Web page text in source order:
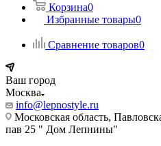
Корзина0
Избранные товары0
Сравнение товаров0
Ваш город
Москва
info@lepnostyle.ru
Московская область,
пав 25 " Дом Лепнины"